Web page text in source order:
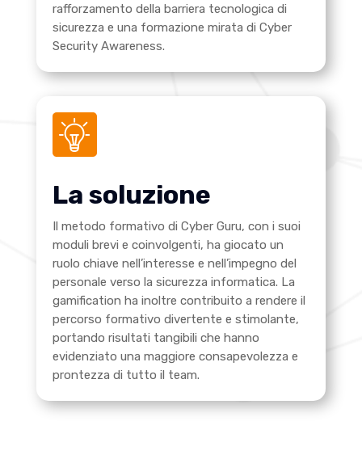
rafforzamento della barriera tecnologica di
sicurezza e una formazione mirata di Cyber
Security Awareness.
La soluzione
Il metodo formativo di Cyber Guru, con i suoi
moduli brevi e coinvolgenti, ha giocato un
ruolo chiave nell’interesse e nell’impegno del
personale verso la sicurezza informatica. La
gamification ha inoltre contribuito a rendere il
percorso formativo divertente e stimolante,
portando risultati tangibili che hanno
evidenziato una maggiore consapevolezza e
prontezza di tutto il team.